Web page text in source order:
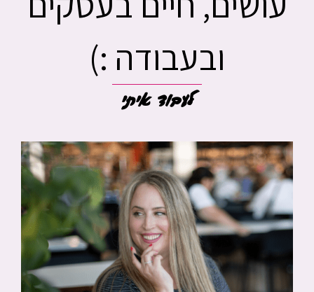
ובעבודה :)
לעבוד איתי